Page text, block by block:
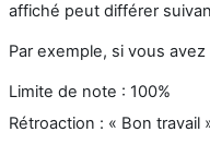
affiché peut différer
Par exemple, si vous
Limite de note : 100%
Rétroaction : « Bon travail